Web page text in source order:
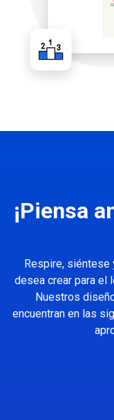
¡Piensa
Respire, siéntese
desea crear para el
Nuestros
encuentran en las